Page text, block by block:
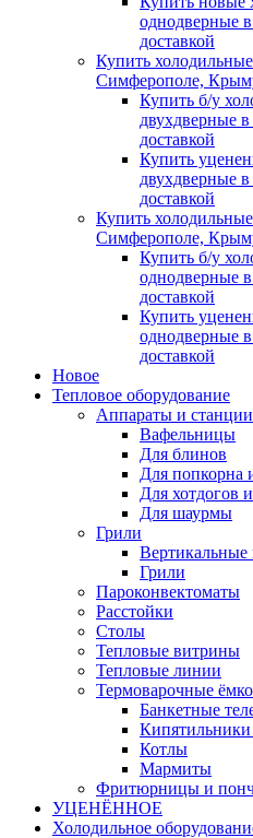
однодверные
доставкой
Купить
Симферополе,
Купить б/у
двухдверные
доставкой
Купить
двухдверные
доставкой
Купить
Симферополе,
Купить б/у
однодверные
доставкой
Купить
однодверные
доставкой
Новое
Тепловое оборудование
Аппараты и станции
Вафельницы
Для блинов
Для попкорна
Для хотдогов
Для шаурмы
Грили
Вертикальные
Грили
Пароконвектоматы
Расстойки
Столы
Тепловые витрины
Тепловые линии
Термоварочные
Банкетные
Кипятильники
Котлы
Мармиты
Фритюрницы и
УЦЕНЁННОЕ
Холодильное